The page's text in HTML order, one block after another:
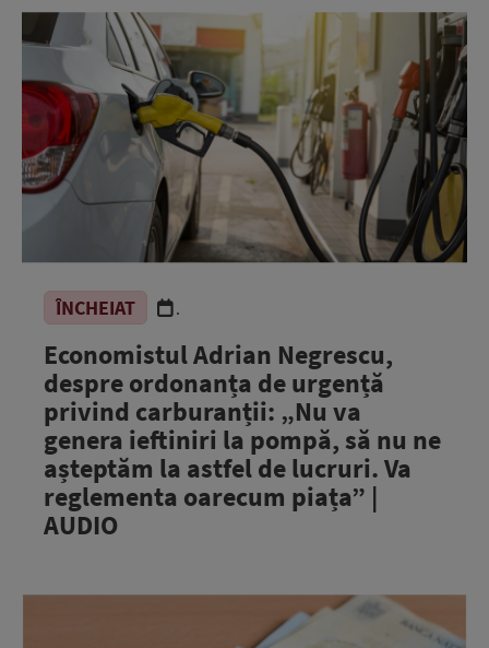
ÎNCHEIAT .
Economistul Adrian Negrescu,
despre ordonanța de urgență
privind carburanții: „Nu va
genera ieftiniri la pompă, să nu ne
așteptăm la astfel de lucruri. Va
reglementa oarecum piața” |
AUDIO